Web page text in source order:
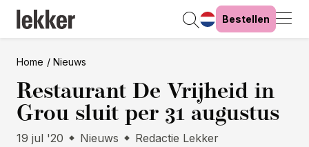
Bestellen
Home Nieuws
Restaurant De Vrijheid in
Grou sluit per 31 augustus
19 jul '20 Nieuws Redactie Lekker